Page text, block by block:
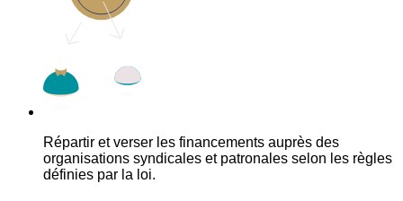
Répartir et verser les financements auprès des
organisations syndicales et patronales selon les règles
définies par la loi.